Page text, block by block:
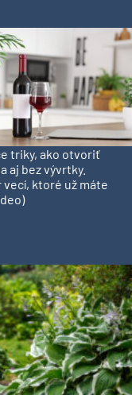
triky, ako otvoriť
aj bez vývrtky.
vecí, ktoré už máte